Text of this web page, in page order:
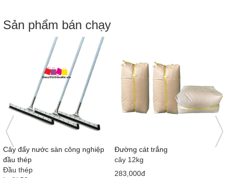
Sản phẩm bán chạy
Nước tương Mekong Nắp hồng
415ml x 12 chai
58,000đ
Bàn cầu 1 khối giá rẻ MS5001
Loại 1
710x380x630 mm